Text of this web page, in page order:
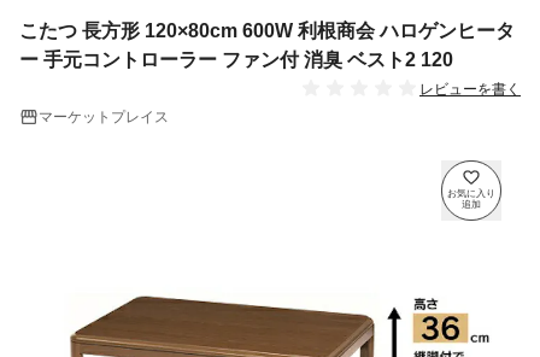
こたつ 長方形 120×80cm 600W 利根商会 ハロゲンヒータ
ー 手元コントローラー ファン付 消臭 ベスト2 120
レビューを書く
マーケットプレイス